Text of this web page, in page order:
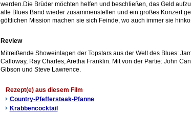
werden.Die Brüder möchten helfen und beschließen, das Geld
alte Blues Band wieder zusammenstellen und ein großes Konzert
göttlichen Mission machen sie sich Feinde, wo auch immer sie
Review
Mitreißende Showeinlagen der Topstars aus der Welt des Blues:
Calloway, Ray Charles, Aretha Franklin. Mit von der Partie: John
Gibson und Steve Lawrence.
Rezept(e) aus diesem Film
Country-Pfeffersteak-Pfanne
Krabbencocktail